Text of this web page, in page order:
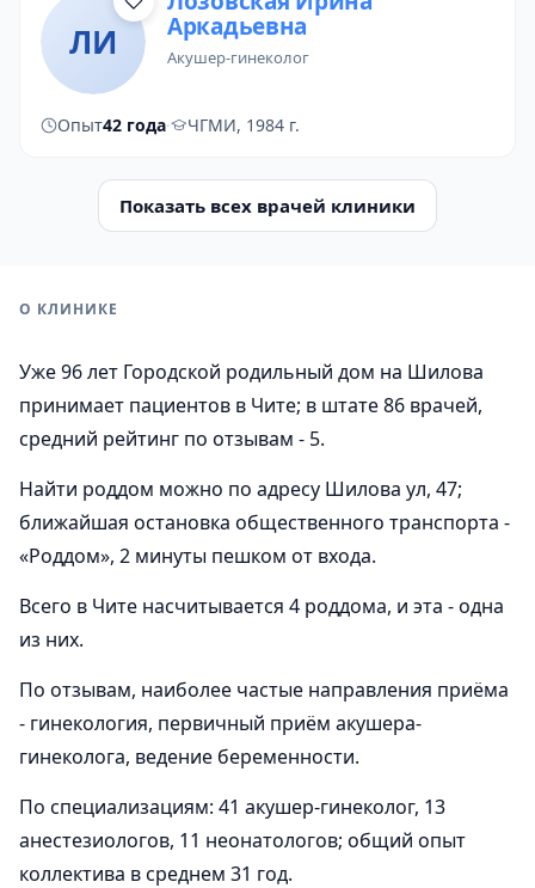
ЛИ
Аркадьевна
акушер-гинеколог
Опыт42 года· ЧГМИ, 1984 г.
Показать всех врачей клиники
О КЛИНИКЕ
Уже 96 лет Городской родильный дом на Шилова
принимает пациентов в Чите; в штате 86 врачей,
средний рейтинг по отзывам - 5.
Найти роддом можно по адресу Шилова ул, 47;
ближайшая остановка общественного транспорта -
«Роддом», 2 минуты пешком от входа.
Всего в Чите насчитывается 4 роддома, и эта - одна
из них.
По отзывам, наиболее частые направления приёма
- гинекология, первичный приём акушера-
гинеколога, ведение беременности.
По специализациям: 41 акушер-гинеколог, 13
анестезиологов, 11 неонатологов; общий опыт
коллектива в среднем 31 год.